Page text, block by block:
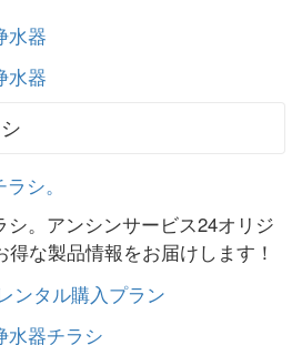
シ。アンシンサービス24オリジ
な製品情報をお届けします！